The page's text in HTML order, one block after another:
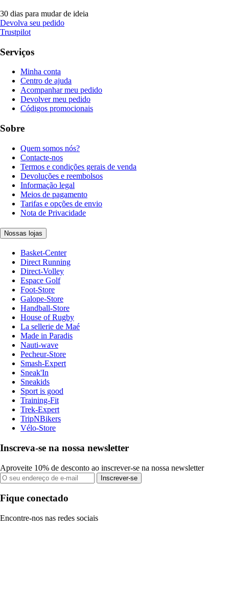
30 dias para mudar de ideia
Devolva seu pedido
Trustpilot
Serviços
Minha conta
Centro de ajuda
Acompanhar meu pedido
Devolver meu pedido
Códigos promocionais
Sobre
Quem somos nós?
Contacte-nos
Termos e condições gerais de venda
Devoluções e reembolsos
Informação legal
Meios de pagamento
Tarifas e opções de envio
Nota de Privacidade
Nossas lojas
Basket-Center
Direct Running
Direct-Volley
Espace Golf
Foot-Store
Galope-Store
Handball-Store
House of Rugby
La sellerie de Maé
Made in Paradis
Nauti-wave
Pecheur-Store
Smash-Expert
Sneak'In
Sneakids
Sport is good
Training-Fit
Trek-Expert
TripNBikers
Vélo-Store
Inscreva-se na nossa newsletter
Aproveite 10% de desconto ao inscrever-se na nossa newsletter
Inscrever-se
Fique conectado
Encontre-nos nas redes sociais